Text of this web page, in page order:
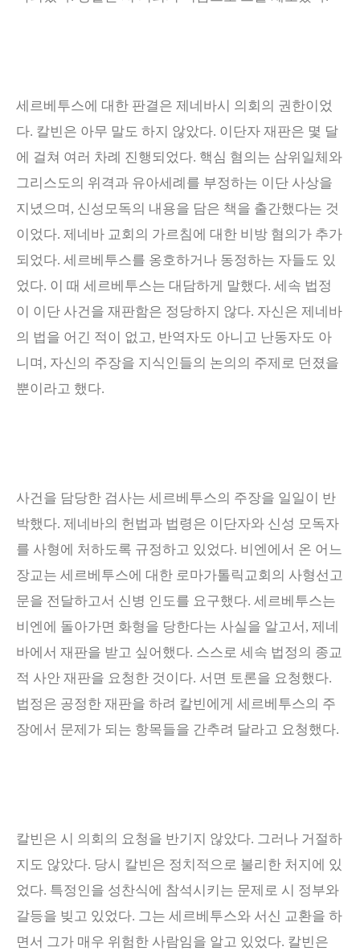
세르베투스에 대한 판결은 제네바시 의회의 권한이었
다. 칼빈은 아무 말도 하지 않았다. 이단자 재판은 몇 달
에 걸쳐 여러 차례 진행되었다. 핵심 혐의는 삼위일체와
그리스도의 위격과 유아세례를 부정하는 이단 사상을
지녔으며 , 신성모독의 내용을 담은 책을 출간했다는 것
이었다. 제네바 교회의 가르침에 대한 비방 혐의가 추가
되었다. 세르베투스를 옹호하거나 동정하는 자들도 있
었다. 이 때 세르베투스는 대담하게 말했다. 세속 법정
이 이단 사건을 재판함은 정당하지 않다. 자신은 제네바
의 법을 어긴 적이 없고, 반역자도 아니고 난동자도 아
니며 , 자신의 주장을 지식인들의 논의의 주제로 던졌을
뿐이라고 했다.
사건을 담당한 검사는 세르베투스의 주장을 일일이 반
박했다. 제네바의 헌법과 법령은 이단자와 신성 모독자
를 사형에 처하도록 규정하고 있었다. 비엔에서 온 어느
장교는 세르베투스에 대한 로마가톨릭교회의 사형선고
문을 전달하고서 신병 인도를 요구했다. 세르베투스는
비엔에 돌아가면 화형을 당한다는 사실을 알고서 , 제네
바에서 재판을 받고 싶어했다. 스스로 세속 법정의 종교
적 사안 재판을 요청한 것이다. 서면 토론을 요청했다.
법정은 공정한 재판을 하려 칼빈에게 세르베투스의 주
장에서 문제가 되는 항목들을 간추려 달라고 요청했다.
칼빈은 시 의회의 요청을 반기지 않았다. 그러나 거절하
지도 않았다. 당시 칼빈은 정치적으로 불리한 처지에 있
었다. 특정인을 성찬식에 참석시키는 문제로 시 정부와
갈등을 빚고 있었다. 그는 세르베투스와 서신 교환을 하
면서 그가 매우 위험한 사람임을 알고 있었다. 칼빈은